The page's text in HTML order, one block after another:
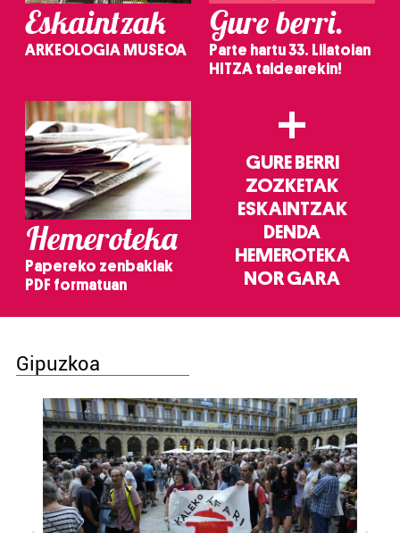
Eskaintzak
ARKEOLOGIA MUSEOA
Gure berri.
Parte hartu 33. Lilatoian
HITZA taldearekin!
Hemeroteka
Papereko zenbakiak
PDF formatuan
+
GURE BERRI
ZOZKETAK
ESKAINTZAK
DENDA
HEMEROTEKA
NOR GARA
Gipuzkoa